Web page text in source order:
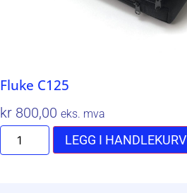
Fluke C125
kr800,00 eks. mva
LEGG I HANDLEKURV